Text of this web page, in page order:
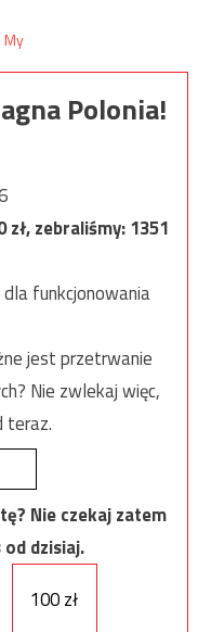
Polonia!
zł, zebraliśmy:1351
funkcjonowania
jest przetrwanie
Nie zwlekaj więc,
teraz.
Nie czekaj zatem
dzisiaj.
100 zł